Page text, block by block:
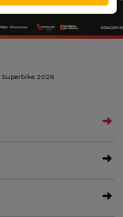
Superbike 2026